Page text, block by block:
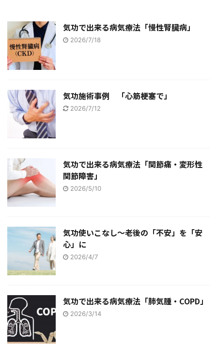
気功で出来る病気療法「慢性腎臓病」
2026/7/18
気功施術事例 「心筋梗塞で」
2026/7/12
気功で出来る病気療法「関節痛・変形性
関節障害」
2026/5/10
気功使いこなし～老後の「不安」を「安
心」に
2026/4/7
気功で出来る病気療法「肺気腫・COPD」
2026/3/14